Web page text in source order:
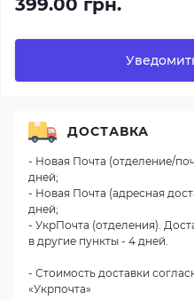
399.00 грн.
ДОСТАВКА
- Новая Почта (отделение/
дней;
- Новая Почта (адресная
дней;
- УкрПочта (отделения).
в другие пункты - 4 дней.
- Стоимость доставки
«Укрпочта»